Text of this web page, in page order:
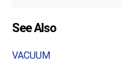
See Also
VACUUM